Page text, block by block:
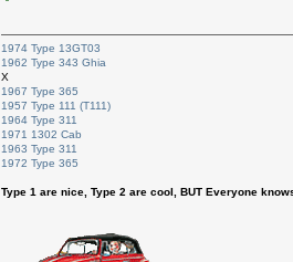
1974 Type 13GT03
1962 Type 343 Ghia
X
1967 Type 365
1957 Type 111 (T111)
1964 Type 311
1971 1302 Cab
1963 Type 311
1972 Type 365
Type 1 are nice, Type 2 are cool, BUT Everyone